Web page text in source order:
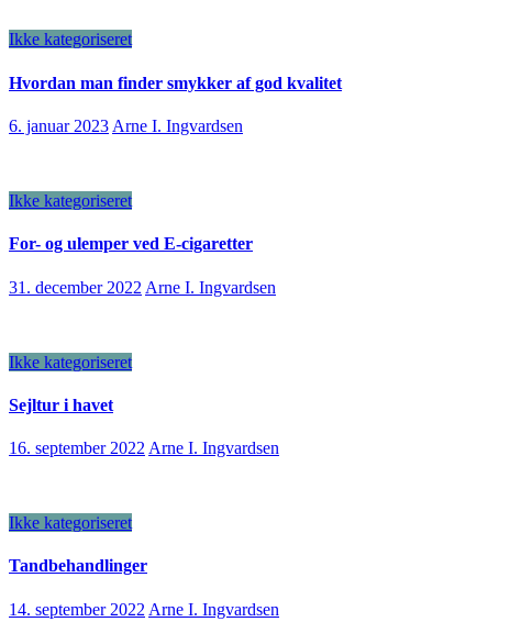
Ikke kategoriseret
Hvordan man finder smykker af god kvalitet
6. januar 2023 Arne I. Ingvardsen
Ikke kategoriseret
For- og ulemper ved E-cigaretter
31. december 2022 Arne I. Ingvardsen
Ikke kategoriseret
Sejltur i havet
16. september 2022 Arne I. Ingvardsen
Ikke kategoriseret
Tandbehandlinger
14. september 2022 Arne I. Ingvardsen